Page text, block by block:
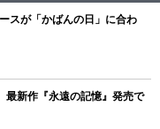
スが「かばんの日」に合わ
新作『永遠の記憶』発売で